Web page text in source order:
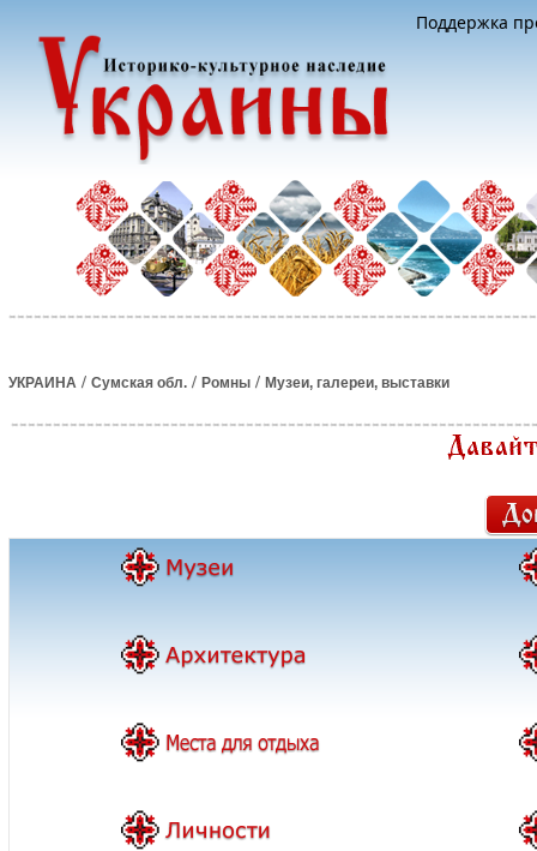
Поддержка
УКРАИНА / Сумская обл. / Ромны / Музеи, галереи, выставки